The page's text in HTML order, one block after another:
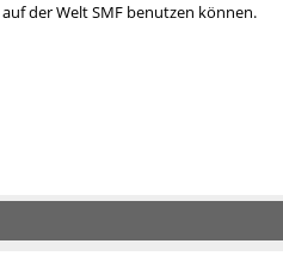
der Welt SMF benutzen können.